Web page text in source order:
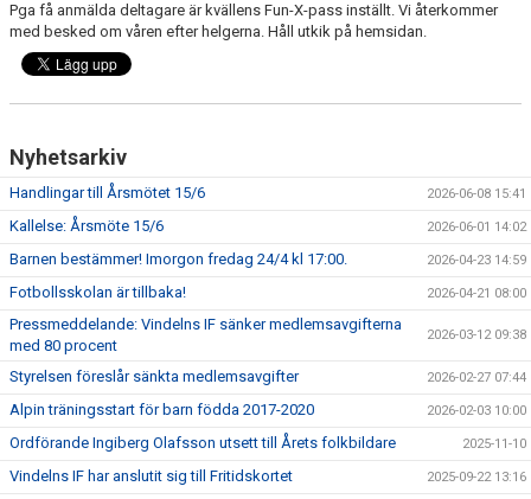
TOA- & HUSHÅLLSPAPPERSFÖRSÄLJNING
KALENDER
MATCHER
KLÄPPASPÅRET
KANSLISERVICE - DIGITAL BETALNING AV AVGIFTER
FRAMTIDSFONDEN
FRITIDSKORTET
Pga få anmälda deltagare är kvällens Fun-X-pass inställt. Vi återkommer
med besked om våren efter helgerna. Håll utkik på hemsidan.
Nyhetsarkiv
Handlingar till Årsmötet 15/6 2026-06-08 15:41
Kallelse: Årsmöte 15/6 2026-06-01 14:02
Barnen bestämmer! Imorgon fredag 24/4 kl 17:00. 2026-04-23 14:59
Fotbollsskolan är tillbaka! 2026-04-21 08:00
Pressmeddelande: Vindelns IF sänker medlemsavgifterna
med 80 procent
2026-03-12 09:38
Styrelsen föreslår sänkta medlemsavgifter 2026-02-27 07:44
Alpin träningsstart för barn födda 2017-2020 2026-02-03 10:00
Ordförande Ingiberg Olafsson utsett till Årets folkbildare 2025-11-10
Vindelns IF har anslutit sig till Fritidskortet 2025-09-22 13:16